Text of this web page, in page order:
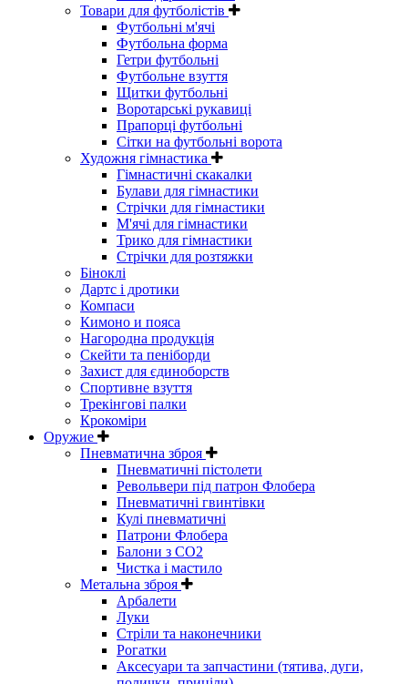
Товари для футболістів
Футбольні м'ячі
Футбольна форма
Гетри футбольні
Футбольне взуття
Щитки футбольні
Воротарські рукавиці
Прапорці футбольні
Сітки на футбольні ворота
Художня гімнастика
Гімнастичні скакалки
Булави для гімнастики
Стрічки для гімнастики
М'ячі для гімнастики
Трико для гімнастики
Стрічки для розтяжки
Біноклі
Дартс і дротики
Компаси
Кимоно и пояса
Нагородна продукція
Скейти та пеніборди
Захист для єдиноборств
Спортивне взуття
Трекінгові палки
Крокоміри
Оружие
Пневматична зброя
Пневматичні пістолети
Револьвери під патрон Флобера
Пневматичні гвинтівки
Кулі пневматичні
Патрони Флобера
Балони з CO2
Чистка і мастило
Метальна зброя
Арбалети
Луки
Стріли та наконечники
Рогатки
Аксесуари та запчастини (тятива, дуги,